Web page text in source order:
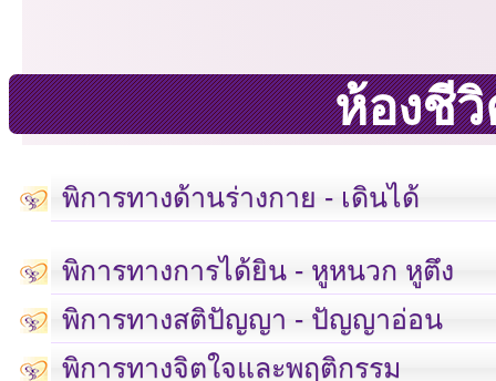
ห้องชี
พิการทางด้านร่างกาย - เดินได้
พิการทางการได้ยิน - หูหนวก หูตึง
พิการทางสติปัญญา - ปัญญาอ่อน
พิการทางจิตใจและพฤติกรรม